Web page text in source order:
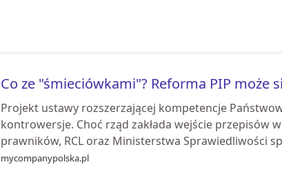
Co ze "śmieciówkami"? Reforma PIP może
Projekt ustawy rozszerzającej kompetencje
kontrowersje. Choć rząd zakłada wejście przepisów
prawników, RCL oraz Ministerstwa Sprawiedliwości
mycompanypolska.pl